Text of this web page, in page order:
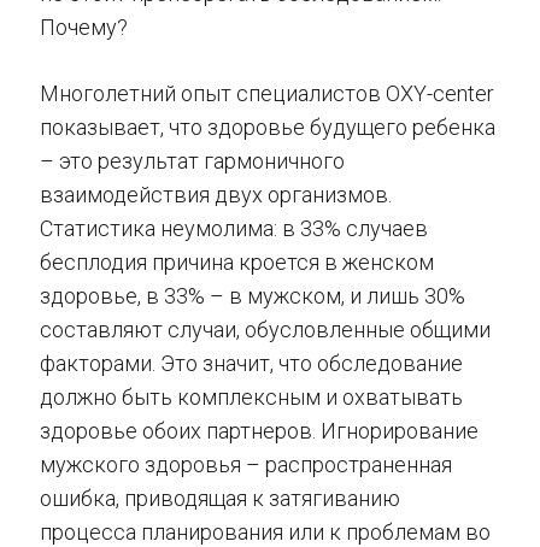
Почему?
Многолетний опыт специалистов OXY-center
показывает, что здоровье будущего ребенка
– это результат гармоничного
взаимодействия двух организмов.
Статистика неумолима: в 33% случаев
бесплодия причина кроется в женском
здоровье, в 33% – в мужском, и лишь 30%
составляют случаи, обусловленные общими
факторами. Это значит, что обследование
должно быть комплексным и охватывать
здоровье обоих партнеров. Игнорирование
мужского здоровья – распространенная
ошибка, приводящая к затягиванию
процесса планирования или к проблемам во